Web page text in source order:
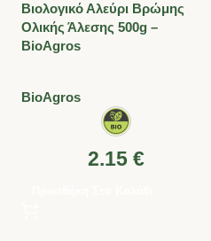
Βιολογικό Αλεύρι Βρώμης
Ολικής Άλεσης 500g –
BioAgros
BioAgros
2.15 €